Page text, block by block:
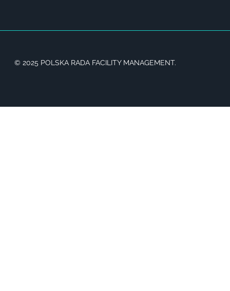
© 2025 POLSKA RADA FACILITY MANAGEMENT.